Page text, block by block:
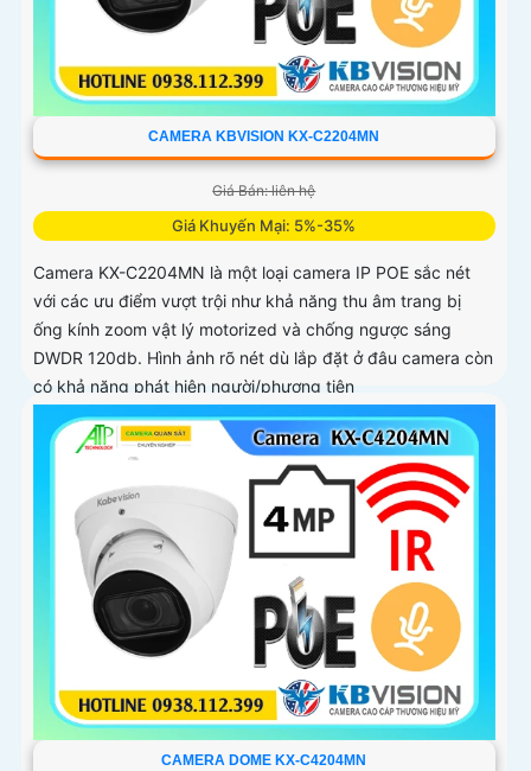
CAMERA KBVISION KX-C2204MN
Giá Bán: liên hệ
Giá Khuyến Mại: 5%-35%
Camera KX-C2204MN là một loại camera IP POE sắc nét
với các ưu điểm vượt trội như khả năng thu âm trang bị
ống kính zoom vật lý motorized và chống ngược sáng
DWDR 120db. Hình ảnh rõ nét dù lắp đặt ở đâu camera còn
có khả năng phát hiện người/phương tiện
CAMERA DOME KX-C4204MN